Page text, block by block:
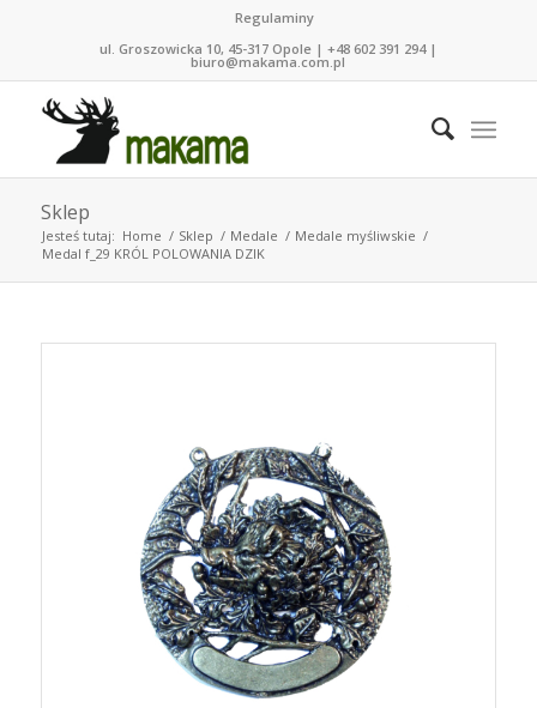
Regulaminy
ul. Groszowicka 10, 45-317 Opole | +48 602 391 294 |
biuro@makama.com.pl
Sklep
Jesteś tutaj: Home / Sklep / Medale / Medale myśliwskie /
Medal f_29 KRÓL POLOWANIA DZIK